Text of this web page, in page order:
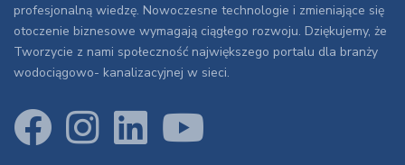
profesjonalną wiedzę. Nowoczesne technologie i zmieniające się
otoczenie biznesowe wymagają ciągłego rozwoju. Dziękujemy, że
Tworzycie z nami społeczność największego portalu dla branży
wodociągowo- kanalizacyjnej w sieci.